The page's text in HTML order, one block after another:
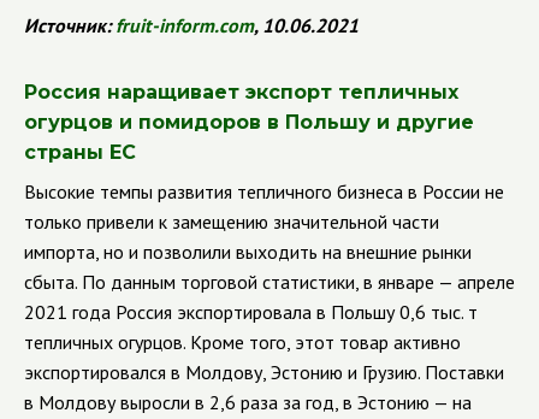
Источник:fruit-inform.com, 10.06.2021
Россия наращивает экспорт тепличных
огурцов и помидоров в Польшу и другие
страны ЕС
Высокие темпы развития тепличного бизнеса в России не
только привели к замещению значительной части
импорта, но и позволили выходить на внешние рынки
сбыта. По данным торговой статистики, в январе — апреле
2021 года Россия экспортировала в Польшу 0,6 тыс. т
тепличных огурцов. Кроме того, этот товар активно
экспортировался в Молдову, Эстонию и Грузию. Поставки
в Молдову выросли в 2,6 раза за год, в Эстонию — на